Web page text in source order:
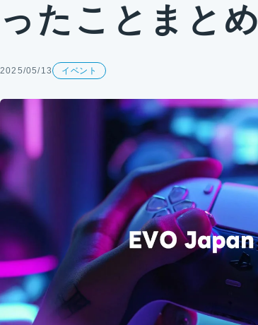
ったことまとめ
2025/05/13 イベント